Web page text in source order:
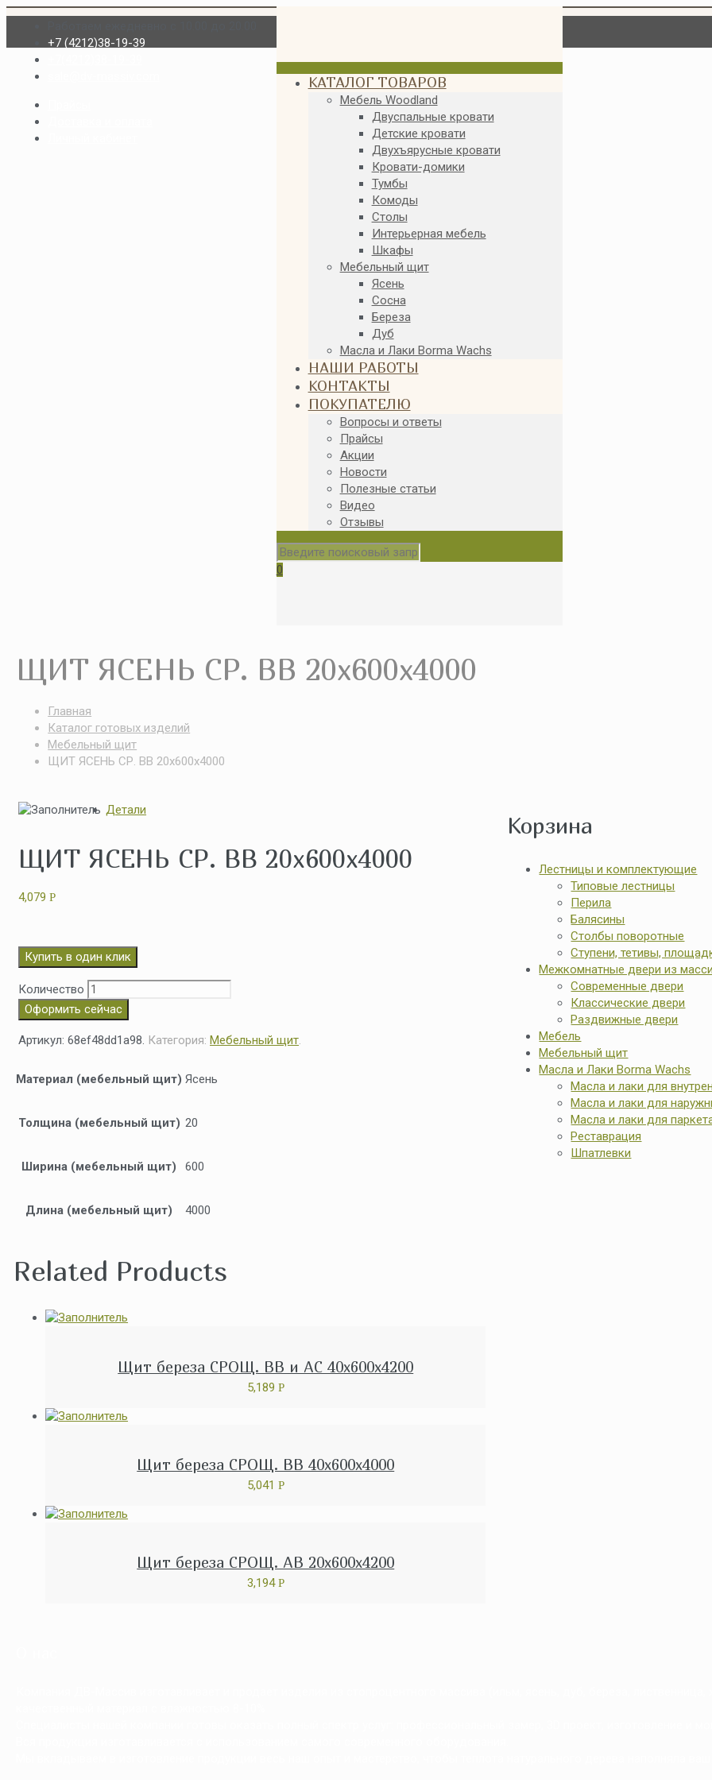
+7 (4212)38-19-39
КАТАЛОГ ТОВАРОВ
Мебель Woodland
Двуспальные кровати
Детские кровати
Двухъярусные кровати
Кровати-домики
Тумбы
Комоды
Столы
Интерьерная мебель
Шкафы
Мебельный щит
Ясень
Сосна
Береза
Дуб
Масла и Лаки Borma Wachs
НАШИ РАБОТЫ
КОНТАКТЫ
ПОКУПАТЕЛЮ
Вопросы и ответы
Прайсы
Акции
Новости
Полезные статьи
Видео
Отзывы
0
ЩИТ ЯСЕНЬ СР. ВВ 20x600x4000
Главная
Каталог готовых изделий
Мебельный щит
ЩИТ ЯСЕНЬ СР. ВВ 20x600x4000
ЩИТ ЯСЕНЬ СР. ВВ 20x600x4000
4,079Р
Купить в один клик
Количество
Оформить сейчас
Артикул:68ef48dd1a98. Категория:Мебельный щит.
Детали
Материал (мебельный щит) Ясень
Толщина (мебельный щит) 20
Ширина (мебельный щит) 600
Длина (мебельный щит) 4000
Related Products
Щит береза СРОЩ. ВВ и АС 40x600x4200
5,189 Р
Щит береза СРОЩ. ВВ 40x600x4000
5,041 Р
Щит береза СРОЩ. АВ 20x600x4200
3,194Р
Корзина
Лестницы и комплектующие
Типовые лестницы
Перила
Балясины
Столбы поворотные
Ступени, тетивы,
Межкомнатные двери из
Современные двери
Классические двери
Раздвижные двери
Мебель
Мебельный щит
Масла и Лаки Borma Wachs
Масла и лаки для
Масла и лаки для
Масла и лаки для
Реставрация
Шпатлевки